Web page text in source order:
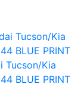
Tucson/Kia
BLUE PRINT